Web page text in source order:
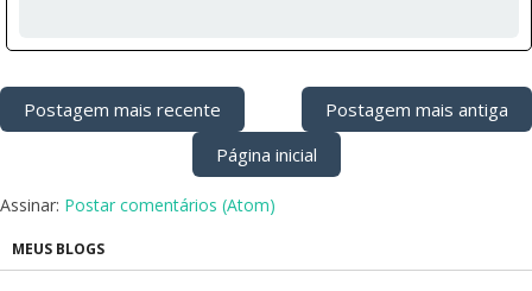
Postagem mais recente
Postagem mais antiga
Página inicial
Assinar: Postar comentários (Atom)
MEUS BLOGS